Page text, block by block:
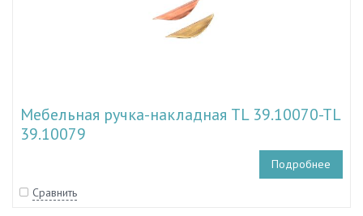
Мебельная ручка-накладная TL 39.10070-TL
39.10079
Подробнее
Сравнить